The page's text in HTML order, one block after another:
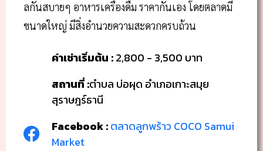
ลกันสบายๆ อาหารเครื่องดื่ม ราคากันเอง โดยตลาดมี
ขนาดใหญ่ มีสิ่งอำนวยความสะดวกครบถ้วน
ค่าเช่าเริ่มต้น :2,800 - 3,500 บาท
สถานที่ :ตำบล บ่อผุด อำเภอเกาะสมุย
สุราษฎร์ธานี
Facebook :ตลาดลูกพร้าว COCO Samui
Market